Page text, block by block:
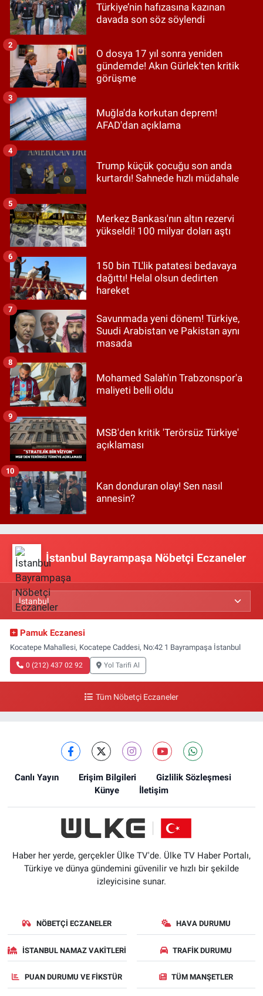
Türkiye’nin hafızasına kazınan
davada son söz söylendi
O dosya 17 yıl sonra yeniden
gündemde! Akın Gürlek'ten kritik
görüşme
2
Muğla'da korkutan deprem!
AFAD'dan açıklama
3
Trump küçük çocuğu son anda
kurtardı! Sahnede hızlı müdahale
4
Merkez Bankası'nın altın rezervi
yükseldi! 100 milyar doları aştı
5
150 bin TL'lik patatesi bedavaya
dağıttı! Helal olsun dedirten
hareket
6
Savunmada yeni dönem! Türkiye,
Suudi Arabistan ve Pakistan aynı
masada
7
Mohamed Salah'ın Trabzonspor'a
maliyeti belli oldu
8
MSB'den kritik 'Terörsüz Türkiye'
açıklaması
9
Kan donduran olay! Sen nasıl
annesin?
10
İstanbul Bayrampaşa Nöbetçi Eczaneler
Pamuk Eczanesi
Kocatepe Mahallesi, Kocatepe Caddesi, No:42 1 Bayrampaşa İstanbul
0 (212) 437 02 92 Yol Tarifi Al
Tüm Nöbetçi Eczaneler
Canlı Yayın Erişim Bilgileri
Gizlilik Sözleşmesi
Künye
İletişim
Haber her yerde, gerçekler Ülke TV'de. Ülke TV Haber Portalı,
Türkiye ve dünya gündemini güvenilir ve hızlı bir şekilde
izleyicisine sunar.
NÖBETÇI ECZANELER HAVA DURUMU
İSTANBUL NAMAZ VAKITLERI TRAFIK DURUMU
PUAN DURUMU VE FIKSTÜR TÜM MANŞETLER